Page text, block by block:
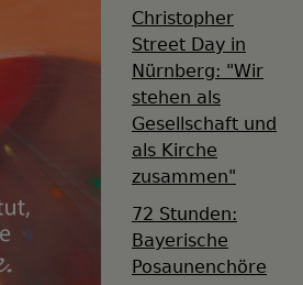
Christopher
Street Day in
Nürnberg: "Wir
stehen als
Gesellschaft und
als Kirche
zusammen"
72 Stunden:
Bayerische
Posaunenchöre